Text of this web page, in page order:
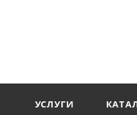
УСЛУГИ